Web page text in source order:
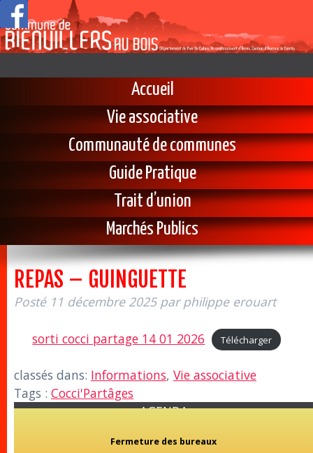
Accueil
Vie associative
Communauté de communes
Guide Pratique
Trait d’union
Marchés Publics
REPAS – GUINGUETTE
Posté 11 décembre 2025 par philippe erouart
sorti cocci partage 14 01 2026 Télécharger
classés dans: Informations, Vie associative
Tags : Cocci'Partâges
AGENDA
Fermeture des bureaux